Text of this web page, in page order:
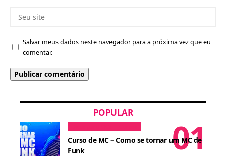
Salvar meus dados neste navegador para a próxima vez que eu
comentar.
POPULAR
Curso de MC – Como se tornar um MC de
Funk